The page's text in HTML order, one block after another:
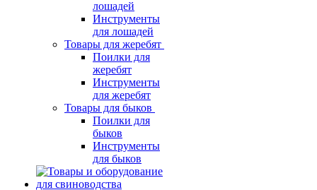
лошадей
Инструменты
для лошадей
Товары для жеребят
Поилки для
жеребят
Инструменты
для жеребят
Товары для быков
Поилки для
быков
Инструменты
для быков